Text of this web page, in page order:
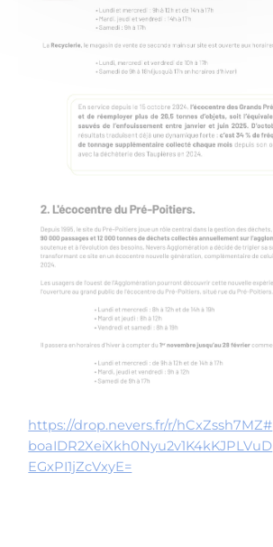
https://drop.nevers.fr/r/hCxZssh7MZ#
boaIDR2XeiXkh0Nyu2v1K4kKJPLVuD
EGxPI1jZcVxyE=